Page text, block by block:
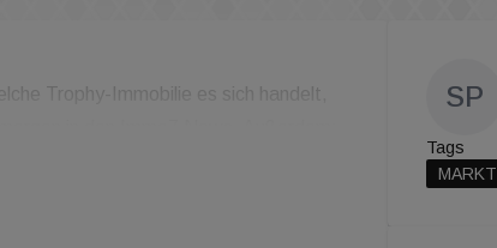
Trophy-Immobilie es sich handelt,
SP
Tags
MARKT